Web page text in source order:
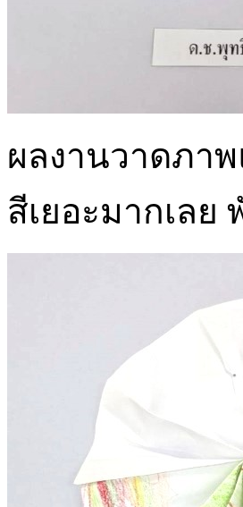
ผลงานวาดภา
สีเยอะมากเลย